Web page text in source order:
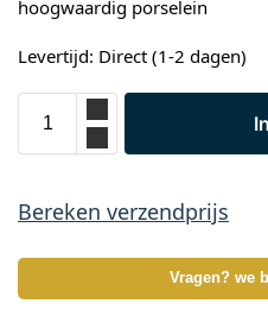
hoogwaardig porselein
Levertijd: Direct (1-2 dagen)
Bereken verzendprijs
Vragen? we